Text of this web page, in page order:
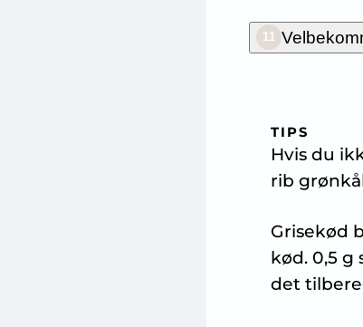
11
TIPS
Hvis du
rib
Grisekød
kød. 0,5
det